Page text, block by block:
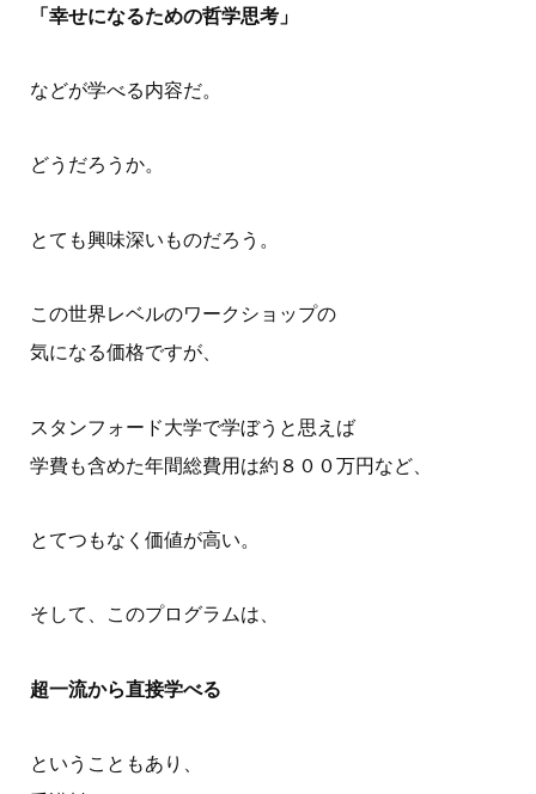
「幸せになるための哲学思考」
などが学べる内容だ。
どうだろうか。
とても興味深いものだろう。
この世界レベルのワークショップの
気になる価格ですが、
スタンフォード大学で学ぼうと思えば
学費も含めた年間総費用は約８００万円など、
とてつもなく価値が高い。
そして、このプログラムは、
超一流から直接学べる
ということもあり、
ホーム はじめての方へ プロフィール